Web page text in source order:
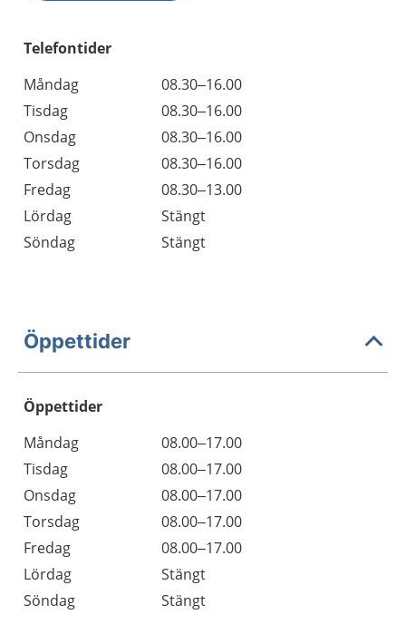
Telefontider
Måndag
08.30–16.00
Tisdag
08.30–16.00
Onsdag
08.30–16.00
Torsdag
08.30–16.00
Fredag
08.30–13.00
Lördag
Stängt
Söndag
Stängt
Öppettider
Öppettider
Dag
Öppettider
Kommentarer
Måndag
08.00–17.00
Tisdag
08.00–17.00
Onsdag
08.00–17.00
Torsdag
08.00–17.00
Fredag
08.00–17.00
Lördag
Stängt
Söndag
Stängt